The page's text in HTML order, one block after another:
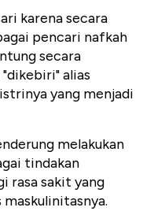
karena secara
pencari nafkah
secara
alias
yang menjadi
melakukan
tindakan
rasa sakit yang